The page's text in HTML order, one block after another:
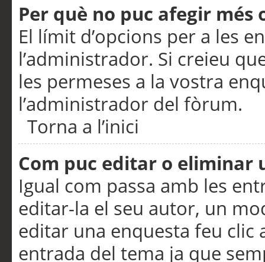
Per què no puc afegir més
El límit d’opcions per a les
l’administrador. Si creieu
les permeses a la vostra
l’administrador del fòrum.
Torna a l’inici
Com puc editar o eliminar
Igual com passa amb les
editar-la el seu autor, un
editar una enquesta feu clic
entrada del tema ja que